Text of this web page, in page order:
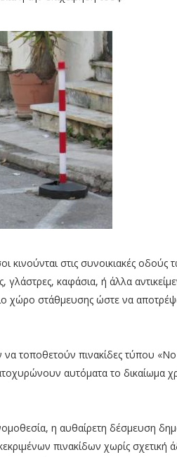
στις συνοικιακές οδούς
καφάσια, ή άλλα
χώρο στάθμευσης ώστε να
να τοποθετούν πινακίδες τύπου
αυτόματα το δικαίωμα
η αυθαίρετη δέσμευση
πινακίδων χωρίς σχετική